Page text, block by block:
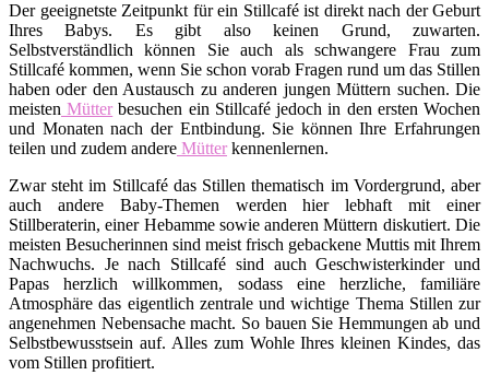
Der geeignetste Zeitpunkt für ein Stillcafé ist direkt nach der Geburt
Ihres Babys. Es gibt also keinen Grund, zuwarten.
Selbstverständlich können Sie auch als schwangere Frau zum
Stillcafé kommen, wenn Sie schon vorab Fragen rund um das Stillen
haben oder den Austausch zu anderen jungen Müttern suchen. Die
meisten Mütterbesuchen ein Stillcafé jedoch in den ersten Wochen
und Monaten nach der Entbindung. Sie können Ihre Erfahrungen
teilen und zudem andere Mütterkennenlernen.
Zwar steht im Stillcafé das Stillen thematisch im Vordergrund, aber
auch andere Baby-Themen werden hier lebhaft mit einer
Stillberaterin, einer Hebamme sowie anderen Müttern diskutiert. Die
meisten Besucherinnen sind meist frisch gebackene Muttis mit Ihrem
Nachwuchs. Je nach Stillcafé sind auch Geschwisterkinder und
Papas herzlich willkommen, sodass eine herzliche, familiäre
Atmosphäre das eigentlich zentrale und wichtige Thema Stillen zur
angenehmen Nebensache macht. So bauen Sie Hemmungen ab und
Selbstbewusstsein auf. Alles zum Wohle Ihres kleinen Kindes, das
vom Stillen profitiert.